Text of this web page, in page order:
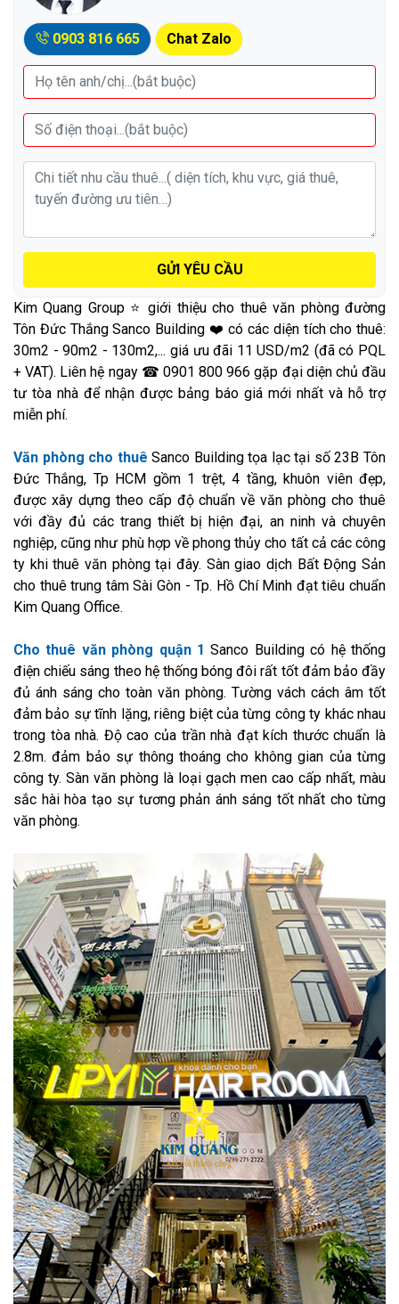
0903 816 665 Chat Zalo
GỬI YÊU CẦU
Kim Quang Group ⭐ giới thiệu cho thuê văn phòng đường
Tôn Đức Thắng Sanco Building ❤️ có các diện tích cho thuê:
30m2 - 90m2 - 130m2,... giá ưu đãi 11 USD/m2 (đã có PQL
+ VAT). Liên hệ ngay ☎ 0901 800 966 gặp đại diện chủ đầu
tư tòa nhà để nhận được bảng báo giá mới nhất và hỗ trợ
miễn phí.
Văn phòng cho thuê Sanco Building tọa lạc tại số 23B Tôn
Đức Thắng, Tp HCM gồm 1 trệt, 4 tầng, khuôn viên đẹp,
được xây dựng theo cấp độ chuẩn về văn phòng cho thuê
với đầy đủ các trang thiết bị hiện đại, an ninh và chuyên
nghiệp, cũng như phù hợp về phong thủy cho tất cả các công
ty khi thuê văn phòng tại đây. Sàn giao dịch Bất Động Sản
cho thuê trung tâm Sài Gòn - Tp. Hồ Chí Minh đạt tiêu chuẩn
Kim Quang Office.
Cho thuê văn phòng quận 1 Sanco Building có hệ thống
điện chiếu sáng theo hệ thống bóng đôi rất tốt đảm bảo đầy
đủ ánh sáng cho toàn văn phòng. Tường vách cách âm tốt
đảm bảo sự tĩnh lặng, riêng biệt của từng công ty khác nhau
trong tòa nhà. Độ cao của trần nhà đạt kích thước chuẩn là
2.8m. đảm bảo sự thông thoáng cho không gian của từng
công ty. Sàn văn phòng là loại gạch men cao cấp nhất, màu
sắc hài hòa tạo sự tương phản ánh sáng tốt nhất cho từng
văn phòng.